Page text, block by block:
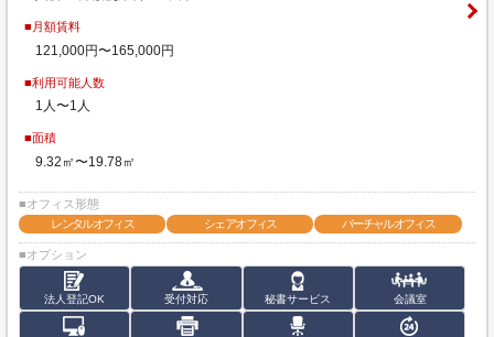
■月額賃料
121,000円〜165,000円
■利用可能人数
1人〜1人
■面積
9.32㎡〜19.78㎡
■オフィス形態
レンタルオフィス
シェアオフィス バーチャルオフィス
■オプション
法人登記OK 受付対応 秘書サービス 会議室